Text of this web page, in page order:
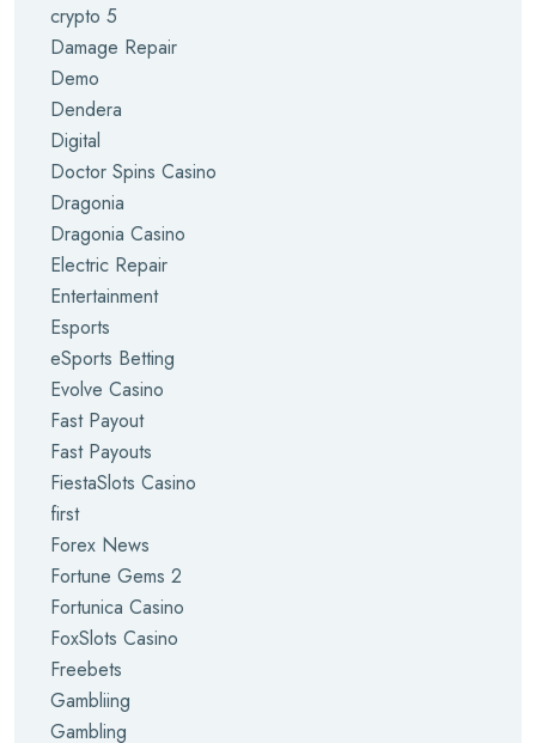
crypto 5
Damage Repair
Demo
Dendera
Digital
Doctor Spins Casino
Dragonia
Dragonia Casino
Electric Repair
Entertainment
Esports
eSports Betting
Evolve Casino
Fast Payout
Fast Payouts
FiestaSlots Casino
first
Forex News
Fortune Gems 2
Fortunica Casino
FoxSlots Casino
Freebets
Gambliing
Gambling